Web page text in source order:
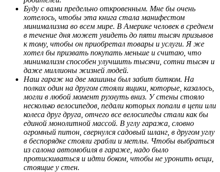
Буду с вами предельно откровенным. Мне бы очень
хотелось, чтобы эта книга стала манифестом
минимализма во всем мире. В Америке человек в среднем
в течение дня может увидеть до пяти тысяч призывов
к тому, чтобы он приобретал товары и услуги. Я же
хотел бы призвать покупать меньше и считаю, что
минимализм способен улучшить тысячи, сотни тысяч и
даже миллионы жизней людей.
Наш гараж на две машины был забит битком. На
полках один на другом стояли ящики, которые, казалось,
могли в любой момент рухнуть вниз. У стены стояло
несколько велосипедов, педали которых попали в цепи или
колеса друг друга, отчего все велосипеды стали как бы
единой монолитной массой. В углу гаража, словно
огромный питон, свернулся садовый шланг, в другом углу
в беспорядке стояли грабли и метлы. Чтобы выбраться
из салона автомобиля в гараже, надо было
протискиваться и идти боком, чтобы не уронить вещи,
стоящие у стен.